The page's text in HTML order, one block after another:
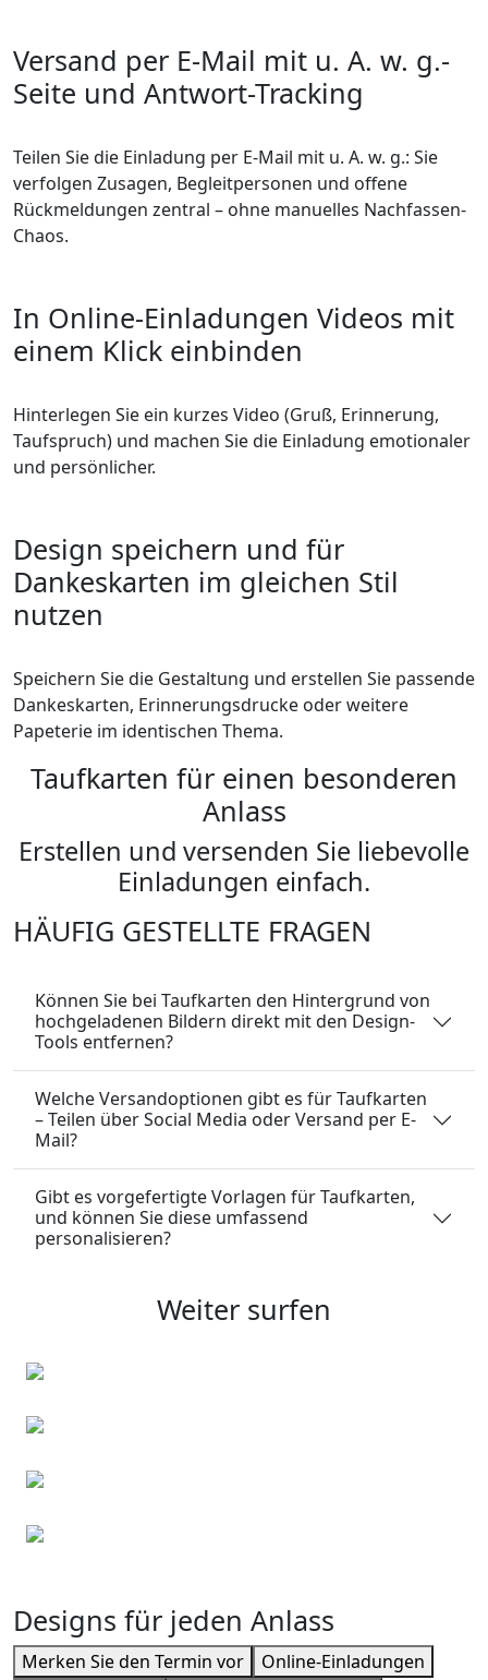
Versand per E-Mail mit u. A. w. g.-
Seite und Antwort-Tracking
Teilen Sie die Einladung per E-Mail mit u. A. w. g.: Sie
verfolgen Zusagen, Begleitpersonen und offene
Rückmeldungen zentral – ohne manuelles Nachfassen-
Chaos.
In Online-Einladungen Videos mit
einem Klick einbinden
Hinterlegen Sie ein kurzes Video (Gruß, Erinnerung,
Taufspruch) und machen Sie die Einladung emotionaler
und persönlicher.
Design speichern und für
Dankeskarten im gleichen Stil
nutzen
Speichern Sie die Gestaltung und erstellen Sie passende
Dankeskarten, Erinnerungsdrucke oder weitere
Papeterie im identischen Thema.
Taufkarten für einen besonderen
Anlass
Erstellen und versenden Sie liebevolle
Einladungen einfach.
HÄUFIG GESTELLTE FRAGEN
Können Sie bei Taufkarten den Hintergrund von
hochgeladenen Bildern direkt mit den Design-
Tools entfernen?
Welche Versandoptionen gibt es für Taufkarten
– Teilen über Social Media oder Versand per E-
Mail?
Gibt es vorgefertigte Vorlagen für Taufkarten,
und können Sie diese umfassend
personalisieren?
Weiter surfen
Designs für jeden Anlass
Merken Sie den Termin vor
Online-Einladungen